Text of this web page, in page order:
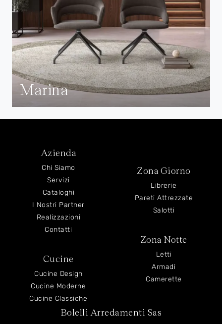
Marina
Azienda
Chi Siamo
Servizi
Cataloghi
I Nostri Partner
Realizzazioni
Contatti
Cucine
Cucine Design
Cucine Moderne
Cucine Classiche
Zona Giorno
Librerie
Pareti Attrezzate
Salotti
Zona Notte
Letti
Armadi
Camerette
Bolelli Arredamenti Sas